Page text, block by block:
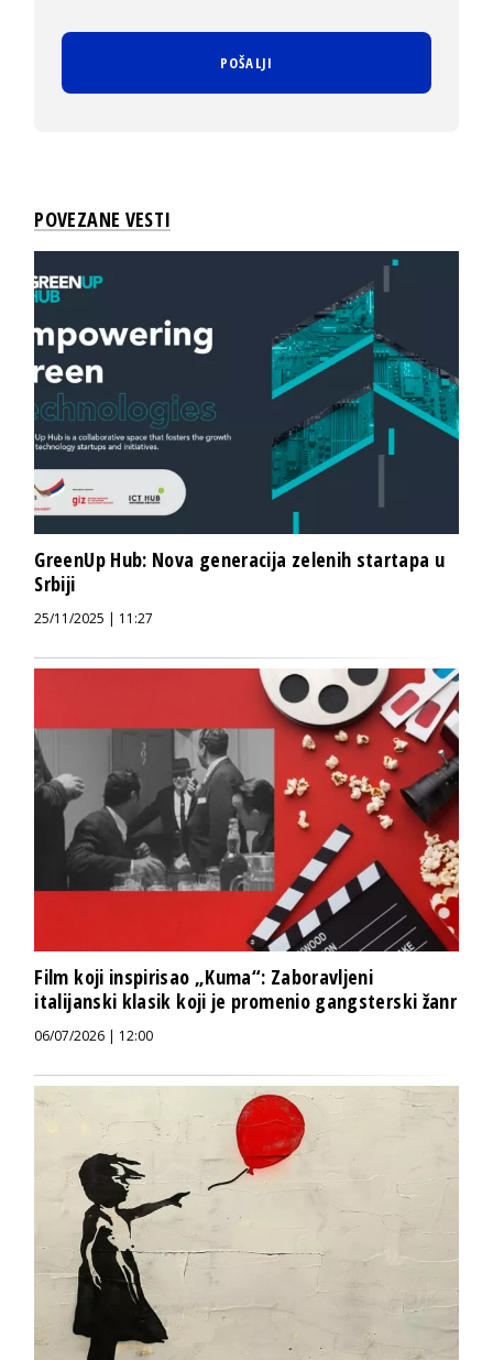
POVEZANE VESTI
GreenUp Hub: Nova generacija zelenih startapa u
Srbiji
25/11/2025 | 11:27
Film koji inspirisao „Kuma“: Zaboravljeni
italijanski klasik koji je promenio gangsterski žanr
06/07/2026 | 12:00